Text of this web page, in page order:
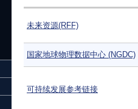
未来资源(RFF)
国家地球物理数据中心 (NGDC)
可持续发展参考链接